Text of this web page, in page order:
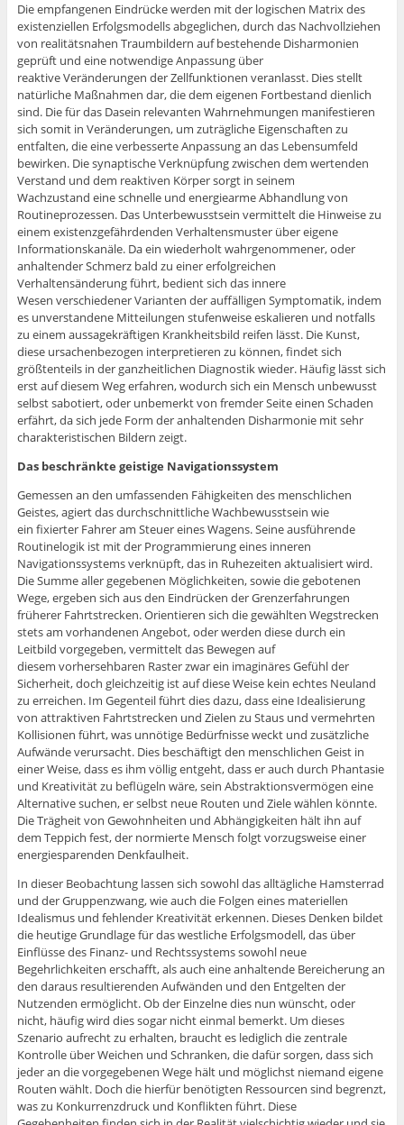
Die empfangenen Eindrücke werden mit der logischen Matrix des
existenziellen Erfolgsmodells abgeglichen, durch das Nachvollziehen
von realitätsnahen Traumbildern auf bestehende Disharmonien
geprüft und eine notwendige Anpassung über
reaktive Veränderungen der Zellfunktionen veranlasst. Dies stellt
natürliche Maßnahmen dar, die dem eigenen Fortbestand dienlich
sind. Die für das Dasein relevanten Wahrnehmungen manifestieren
sich somit in Veränderungen, um zuträgliche Eigenschaften zu
entfalten, die eine verbesserte Anpassung an das Lebensumfeld
bewirken. Die synaptische Verknüpfung zwischen dem wertenden
Verstand und dem reaktiven Körper sorgt in seinem
Wachzustand eine schnelle und energiearme Abhandlung von
Routineprozessen. Das Unterbewusstsein vermittelt die Hinweise zu
einem existenzgefährdenden Verhaltensmuster über eigene
Informationskanäle. Da ein wiederholt wahrgenommener, oder
anhaltender Schmerz bald zu einer erfolgreichen
Verhaltensänderung führt, bedient sich das innere
Wesen verschiedener Varianten der auffälligen Symptomatik, indem
es unverstandene Mitteilungen stufenweise eskalieren und notfalls
zu einem aussagekräftigen Krankheitsbild reifen lässt. Die Kunst,
diese ursachenbezogen interpretieren zu können, findet sich
größtenteils in der ganzheitlichen Diagnostik wieder. Häufig lässt sich
erst auf diesem Weg erfahren, wodurch sich ein Mensch unbewusst
selbst sabotiert, oder unbemerkt von fremder Seite einen Schaden
erfährt, da sich jede Form der anhaltenden Disharmonie mit sehr
charakteristischen Bildern zeigt.
Das beschränkte geistige Navigationssystem
Gemessen an den umfassenden Fähigkeiten des menschlichen
Geistes, agiert das durchschnittliche Wachbewusstsein wie
ein fixierter Fahrer am Steuer eines Wagens. Seine ausführende
Routinelogik ist mit der Programmierung eines inneren
Navigationssystems verknüpft, das in Ruhezeiten aktualisiert wird.
Die Summe aller gegebenen Möglichkeiten, sowie die gebotenen
Wege, ergeben sich aus den Eindrücken der Grenzerfahrungen
früherer Fahrtstrecken. Orientieren sich die gewählten Wegstrecken
stets am vorhandenen Angebot, oder werden diese durch ein
Leitbild vorgegeben, vermittelt das Bewegen auf
diesem vorhersehbaren Raster zwar ein imaginäres Gefühl der
Sicherheit, doch gleichzeitig ist auf diese Weise kein echtes Neuland
zu erreichen. Im Gegenteil führt dies dazu, dass eine Idealisierung
von attraktiven Fahrtstrecken und Zielen zu Staus und vermehrten
Kollisionen führt, was unnötige Bedürfnisse weckt und zusätzliche
Aufwände verursacht. Dies beschäftigt den menschlichen Geist in
einer Weise, dass es ihm völlig entgeht, dass er auch durch Phantasie
und Kreativität zu beflügeln wäre, sein Abstraktionsvermögen eine
Alternative suchen, er selbst neue Routen und Ziele wählen könnte.
Die Trägheit von Gewohnheiten und Abhängigkeiten hält ihn auf
dem Teppich fest, der normierte Mensch folgt vorzugsweise einer
energiesparenden Denkfaulheit.
In dieser Beobachtung lassen sich sowohl das alltägliche Hamsterrad
und der Gruppenzwang, wie auch die Folgen eines materiellen
Idealismus und fehlender Kreativität erkennen. Dieses Denken bildet
die heutige Grundlage für das westliche Erfolgsmodell, das über
Einflüsse des Finanz- und Rechtssystems sowohl neue
Begehrlichkeiten erschafft, als auch eine anhaltende Bereicherung an
den daraus resultierenden Aufwänden und den Entgelten der
Nutzenden ermöglicht. Ob der Einzelne dies nun wünscht, oder
nicht, häufig wird dies sogar nicht einmal bemerkt. Um dieses
Szenario aufrecht zu erhalten, braucht es lediglich die zentrale
Kontrolle über Weichen und Schranken, die dafür sorgen, dass sich
jeder an die vorgegebenen Wege hält und möglichst niemand eigene
Routen wählt. Doch die hierfür benötigten Ressourcen sind begrenzt,
was zu Konkurrenzdruck und Konflikten führt. Diese